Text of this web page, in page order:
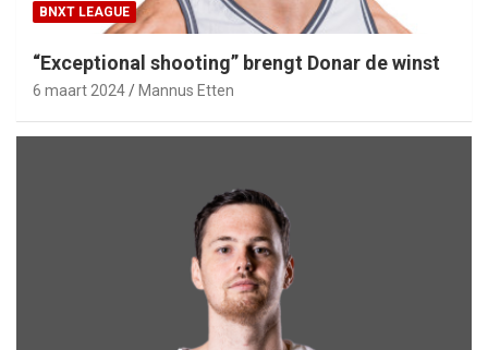
BNXT LEAGUE
“Exceptional shooting” brengt Donar de winst
6 maart 2024 Mannus Etten